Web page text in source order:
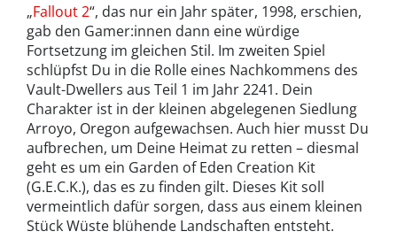
„Fallout 2“, das nur ein Jahr später, 1998, erschien,
gab den Gamer:innen dann eine würdige
Fortsetzung im gleichen Stil. Im zweiten Spiel
schlüpfst Du in die Rolle eines Nachkommens des
Vault-Dwellers aus Teil 1 im Jahr 2241. Dein
Charakter ist in der kleinen abgelegenen Siedlung
Arroyo, Oregon aufgewachsen. Auch hier musst Du
aufbrechen, um Deine Heimat zu retten – diesmal
geht es um ein Garden of Eden Creation Kit
(G.E.C.K.), das es zu finden gilt. Dieses Kit soll
vermeintlich dafür sorgen, dass aus einem kleinen
Stück Wüste blühende Landschaften entsteht.